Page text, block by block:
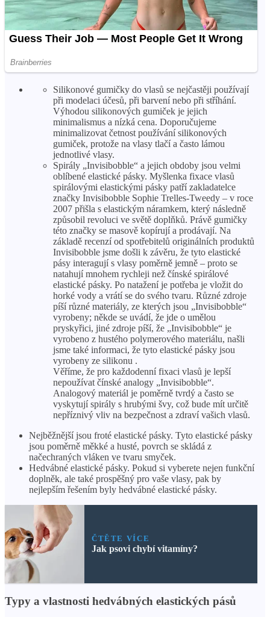
Silikonové gumičky do vlasů se nejčastěji používají
při modelaci účesů, při barvení nebo při stříhání.
Výhodou silikonových gumiček je jejich
minimalismus a nízká cena. Doporučujeme
minimalizovat četnost používání silikonových
gumiček, protože na vlasy tlačí a často lámou
jednotlivé vlasy.
Spirály „Invisibobble“ a jejich obdoby jsou velmi
oblíbené elastické pásky. Myšlenka fixace vlasů
spirálovými elastickými pásky patří zakladatelce
značky Invisibobble Sophie Trelles-Tweedy – v roce
2007 přišla s elastickým náramkem, který následně
způsobil revoluci ve světě doplňků. Právě gumičky
této značky se masově kopírují a prodávají. Na
základě recenzí od spotřebitelů originálních produktů
Invisibobble jsme došli k závěru, že tyto elastické
pásy interagují s vlasy poměrně jemně – proto se
natahují mnohem rychleji než čínské spirálové
elastické pásky. Po natažení je potřeba je vložit do
horké vody a vrátí se do svého tvaru. Různé zdroje
píší různé materiály, ze kterých jsou „Invisibobble“
vyrobeny; někde se uvádí, že jde o umělou
pryskyřici, jiné zdroje píší, že „Invisibobble“ je
vyrobeno z hustého polymerového materiálu, našli
jsme také informaci, že tyto elastické pásky jsou
vyrobeny ze silikonu .
Věříme, že pro každodenní fixaci vlasů je lepší
nepoužívat čínské analogy „Invisibobble“.
Analogový materiál je poměrně tvrdý a často se
vyskytují spirály s hrubými švy, což bude mít určitě
nepříznivý vliv na bezpečnost a zdraví vašich vlasů.
Nejběžnější jsou froté elastické pásky. Tyto elastické pásky
jsou poměrně měkké a husté, povrch se skládá z
načechraných vláken ve tvaru smyček.
Hedvábné elastické pásky. Pokud si vyberete nejen funkční
doplněk, ale také prospěšný pro vaše vlasy, pak by
nejlepším řešením byly hedvábné elastické pásky.
ČTĚTE VÍCE
Jak psovi chybí vitamíny?
Typy a vlastnosti hedvábných elastických pásů